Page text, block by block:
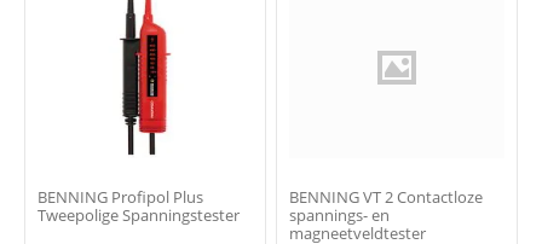
BENNING Profipol Plus
Tweepolige Spanningstester
BENNING VT 2 Contactloze
spannings- en
magneetveldtester